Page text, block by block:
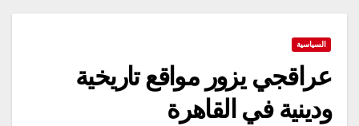
السياسية
عراقجي يزور مواقع تاريخية
ودينية في القاهرة